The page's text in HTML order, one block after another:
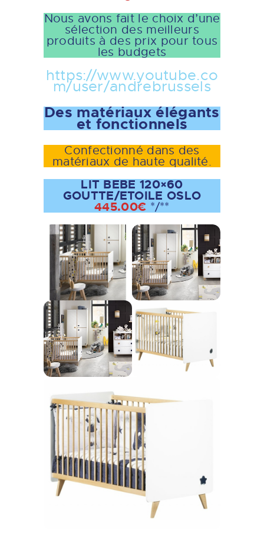
Nous avons fait le choix d’une
sélection des meilleurs
produits à des prix pour tous
les budgets
https://www.youtube.co
m/user/andrebrussels
Des matériaux élégants
et fonctionnels
Confectionné dans des
matériaux de haute qualité.
LIT BEBE 120×60
GOUTTE/ETOILE OSLO
445.00€ */**